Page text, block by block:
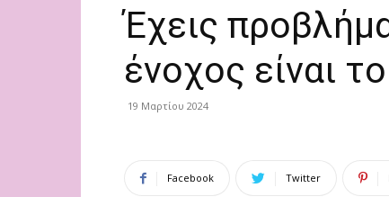
Έχεις
ένοχος είναι
19 Μαρτίου 2024
Facebook Twitter